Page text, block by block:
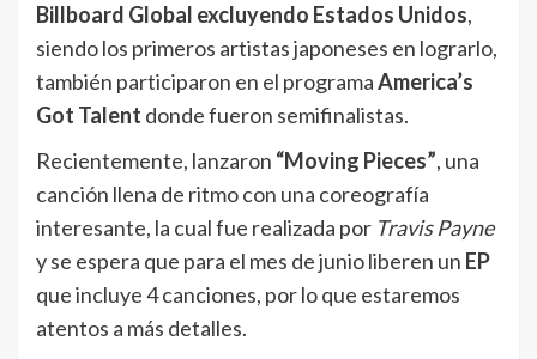
Billboard Global excluyendo Estados Unidos,
siendo los primeros artistas japoneses en lograrlo,
también participaron en el programaAmerica’s
Got Talent donde fueron semifinalistas.
Recientemente, lanzaron “Moving Pieces”, una
canción llena de ritmo con una coreografía
interesante, la cual fue realizada por Travis Payne
y se espera que para el mes de junio liberen un EP
que incluye 4 canciones, por lo que estaremos
atentos a más detalles.